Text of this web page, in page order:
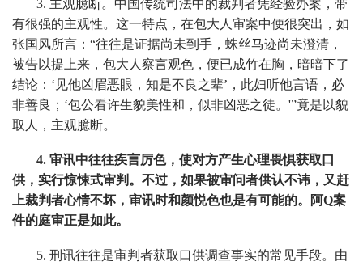
3. 主观臆断。中国传统司法中的裁判者凭经验办案，带
有很强的主观性。这一特点，在包大人审案中便很突出，如
张国风所言：“往往是证据尚未到手，蛛丝马迹尚未澄清，
被告以提上来，包大人察言观色，便已成竹在胸，暗暗下了
结论：‘见他凶眉恶眼，知是不良之辈’，此妇听他言语，必
非善良； ‘包公看许生貌美性和，似非凶恶之徒。 '”竟是以貌
取人，主观臆断。
4. 审讯中往往疾言厉色，使对方产生心理畏惧获取口
供，实行惊悚式审判。不过，如果被审问者供认不讳，又赶
上裁判者心情不坏，审讯时和颜悦色也是有可能的。阿Q案
件的庭审正是如此。
5. 刑讯往往是审判者获取口供调查事实的常见手段。由